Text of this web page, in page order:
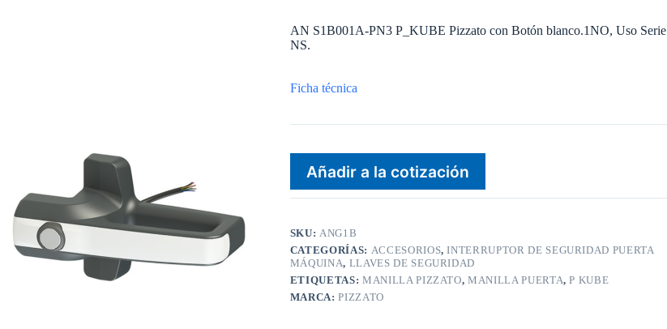
AN S1B001A-PN3 P_KUBE Pizzato con Botón blanco.1NO, Uso Serie
NS.
Ficha técnica
Añadir a la cotización
SKU:ANG1B
CATEGORÍAS: ACCESORIOS,INTERRUPTOR DE SEGURIDAD PUERTA
MÁQUINA, LLAVES DE SEGURIDAD
ETIQUETAS: MANILLA PIZZATO,MANILLA PUERTA,P KUBE
MARCA:PIZZATO